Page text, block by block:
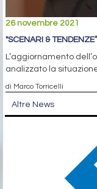
26 novembre 2021
"SCENARI &
L’aggiornamento
analizzato la
di Marco Torricelli
Altre News